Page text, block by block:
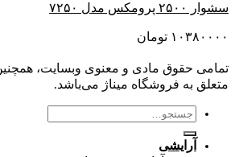
سشوار ۲۵۰۰ پرومکس مدل ۷۲۵۰
۱۰۳۸۰۰۰۰ تومان
تمامی حقوق مادی و معنوی وبسایت،
متعلق به فروشگاه میناژ می‌باشد.
جستجو
برای:
آرایشی